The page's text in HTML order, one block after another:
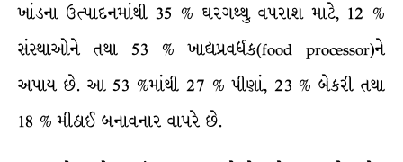
ખાંડના ઉત્પાદનમાંથી 35 % ઘરગથ્થુ વપરાશ માટે, 12 %
સંસ્થાઓને તથા 53 % ખાદ્યપ્રવર્ધક(food processor)ને
અપાય છે. આ 53 %માંથી 27 % પીણાં, 23 % બેકરી તથા
18 % મીઠાઈ બનાવનાર વાપરે છે.